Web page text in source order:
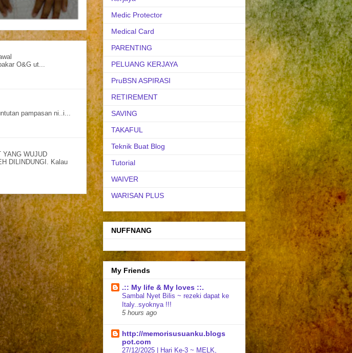
O&G ut...
pampasan ni..i...
YANG WUJUD
DILINDUNGI. Kalau
Medic Protector
Medical Card
PARENTING
PELUANG KERJAYA
PruBSN ASPIRASI
RETIREMENT
SAVING
TAKAFUL
Teknik Buat Blog
Tutorial
WAIVER
WARISAN PLUS
NUFFNANG
My Friends
.:: My life & My loves ::.
Sambal Nyet Bilis ~ rezeki dapat ke
Italy..syoknya !!!
5 hours ago
http://memorisusuanku.blogs
pot.com
27/12/2025 | Hari Ke-3 ~ MELK,